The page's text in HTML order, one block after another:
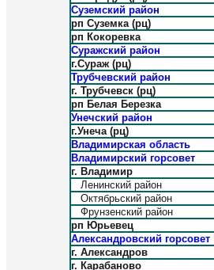
Суземский район
рп Суземка (рц)
рп Кокоревка
Суражский район
г.Сураж (рц)
Трубчевский район
г. Трубчевск (рц)
рп Белая Березка
Унечский район
г.Унеча (рц)
Владимирская область
Владимирский горсовет
г. Владимир
Ленинский район
Октябрьский район
Фрунзенский район
рп Юрьевец
Александровский горсовет
г. Александров
г. Карабаново